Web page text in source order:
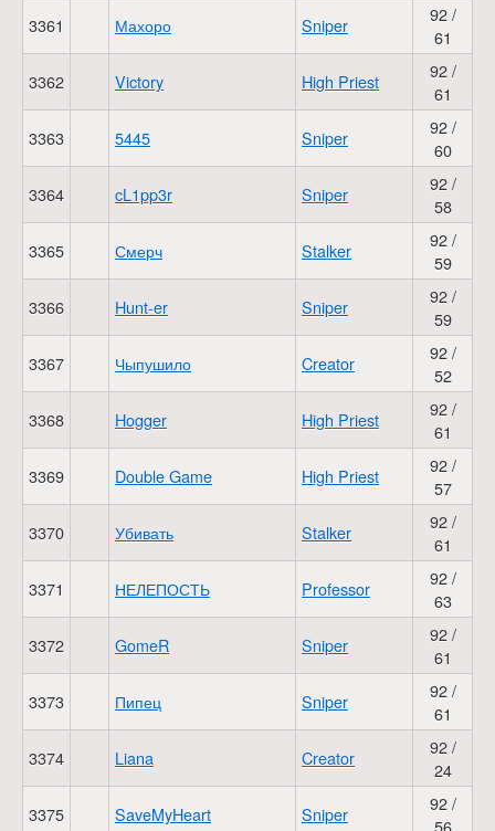
3361
Махоро Sniper
92 /
61
3362
Victory High Priest
92 /
61
3363
5445 Sniper
92 /
60
3364
cL1pp3r Sniper
92 /
58
3365
Смерч Stalker
92 /
59
3366
Hunt-er Sniper
92 /
59
3367
Чыпушило Creator
92 /
52
3368
Hogger High Priest
92 /
61
3369
Double Game High Priest
92 /
57
3370
Убивать Stalker
92 /
61
3371
НЕЛЕПОСТЬ Professor
92 /
63
3372
GomeR Sniper
92 /
61
3373
Пипец Sniper
92 /
61
3374
Liana Creator
92 /
24
3375
SaveMyHeart Sniper
92 /
56